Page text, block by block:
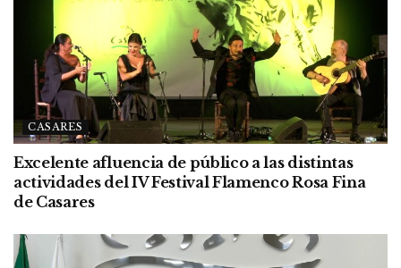
CASARES
Excelente afluencia de público a las distintas
actividades del IV Festival Flamenco Rosa Fina
de Casares